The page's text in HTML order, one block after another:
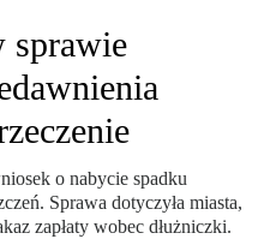
sprawie
o nabycie spadku
Sprawa dotyczyła miasta,
zapłaty wobec dłużniczki.